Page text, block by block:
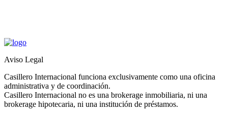
Aviso Legal
Casillero Internacional funciona exclusivamente como una oficina
administrativa y de coordinación.
Casillero Internacional no es una brokerage inmobiliaria, ni una
brokerage hipotecaria, ni una institución de préstamos.